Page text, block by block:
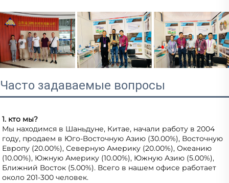
Часто задаваемые вопросы
1. кто мы?
Мы находимся в Шаньдуне, Китае, начали работу в 2004
году, продаем в Юго-Восточную Азию (30.00%), Восточную
Европу (20.00%), Северную Америку (20.00%), Океанию
(10.00%), Южную Америку (10.00%), Южную Азию (5.00%),
Ближний Восток (5.00%). Всего в нашем офисе работает
около 201-300 человек.